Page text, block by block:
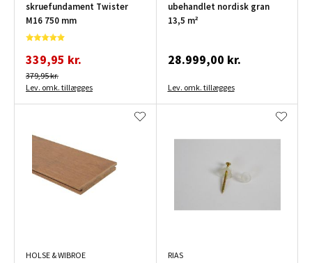
skruefundament Twister
M16 750 mm
339,95 kr.
379,95 kr.
Lev. omk. tillægges
ubehandlet nordisk gran
13,5 m²
28.999,00 kr.
Lev. omk. tillægges
HOLSE & WIBROE RIAS